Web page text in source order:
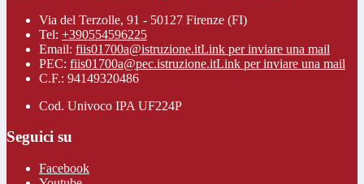
Via del Terzolle, 91 - 50127 Firenze (FI)
Tel: +390554596225
Email: fiis01700a@istruzione.itLink per inviare una mail
PEC: fiis01700a@pec.istruzione.itLink per inviare una mail
C.F.: 94149320486
Cod. Univoco IPA UF224P
Seguici su
Facebook